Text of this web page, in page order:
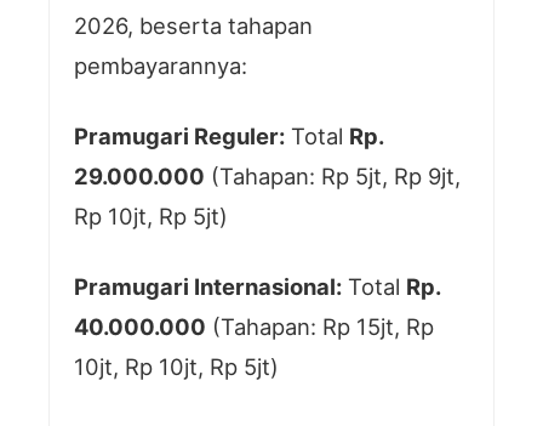
2026, beserta tahapan
pembayarannya:
Pramugari Reguler: Total Rp.
29.000.000 (Tahapan: Rp 5jt, Rp 9jt,
Rp 10jt, Rp 5jt)
Pramugari Internasional: Total Rp.
40.000.000 (Tahapan: Rp 15jt, Rp
10jt, Rp 10jt, Rp 5jt)